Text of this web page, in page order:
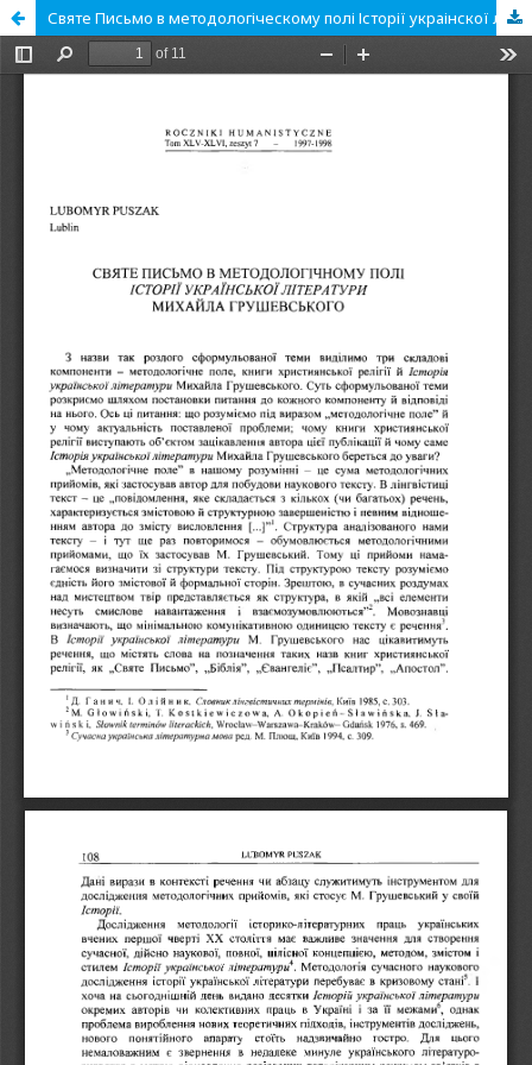
Святе Письмо в методологіческому полі Історії украінскої літератури Михайла Грушевського